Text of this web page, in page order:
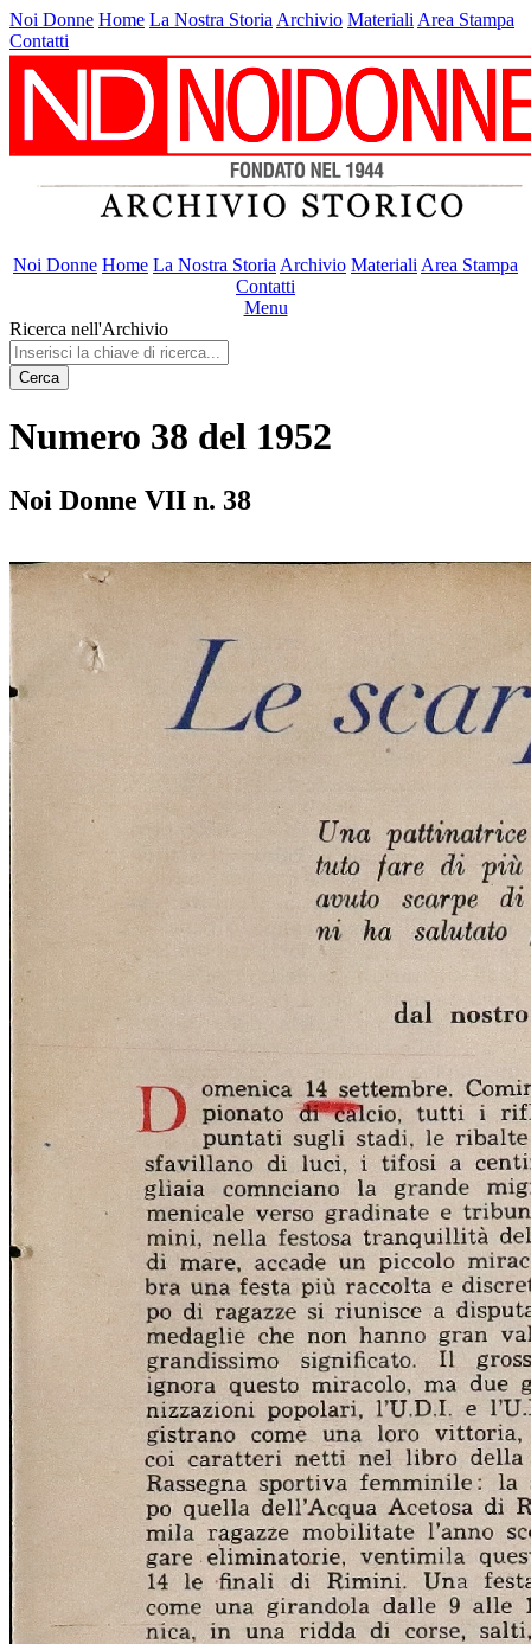
Noi Donne Home La Nostra Storia Archivio Materiali Area Stampa
Contatti
Noi Donne Home La Nostra Storia Archivio Materiali Area Stampa
Contatti
Menu
Ricerca nell'Archivio
Cerca
Numero 38 del 1952
Noi Donne VII n. 38